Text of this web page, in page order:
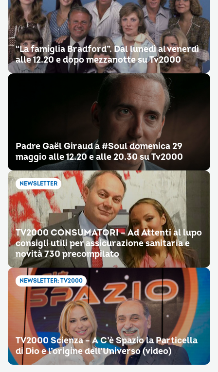
“La famiglia Bradford”. Dal lunedì al venerdì
alle 12.20 e dopo mezzanotte su Tv2000
Padre Gaël Giraud a #Soul domenica 29
maggio alle 12.20 e alle 20.30 su Tv2000
NEWSLETTER
TV2000 CONSUMATORI – Ad Attenti al lupo
consigli utili per assicurazione sanitaria e
novità 730 precompilato
NEWSLETTER; TV2000
TV2000 Scienza – A C’è Spazio la Particella
di Dio e l’origine dell’Universo (video)